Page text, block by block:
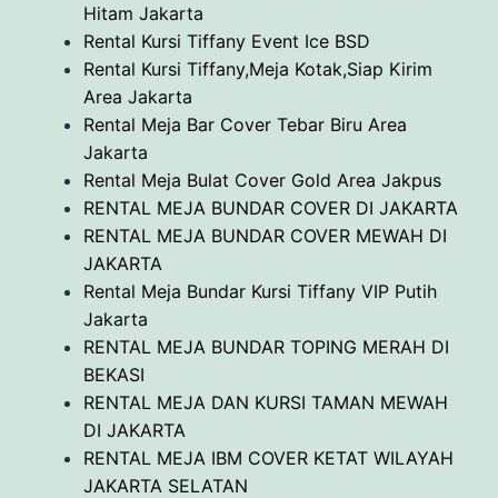
Hitam Jakarta
Rental Kursi Tiffany Event Ice BSD
Rental Kursi Tiffany,Meja Kotak,Siap Kirim
Area Jakarta
Rental Meja Bar Cover Tebar Biru Area
Jakarta
Rental Meja Bulat Cover Gold Area Jakpus
RENTAL MEJA BUNDAR COVER DI JAKARTA
RENTAL MEJA BUNDAR COVER MEWAH DI
JAKARTA
Rental Meja Bundar Kursi Tiffany VIP Putih
Jakarta
RENTAL MEJA BUNDAR TOPING MERAH DI
BEKASI
RENTAL MEJA DAN KURSI TAMAN MEWAH
DI JAKARTA
RENTAL MEJA IBM COVER KETAT WILAYAH
JAKARTA SELATAN